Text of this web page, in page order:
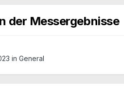
der Messergebnisse
in General